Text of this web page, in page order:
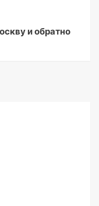
и обратно